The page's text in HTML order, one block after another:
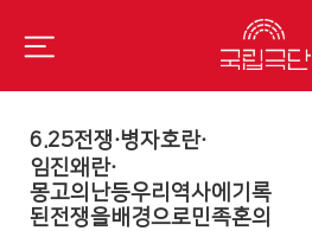
6.25전쟁·병자호란·
임진왜란·
몽고의난등우리역사에기록
된전쟁을배경으로민족혼의